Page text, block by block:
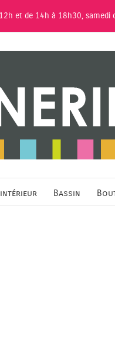
et de 14h à 18h30,
Bassin